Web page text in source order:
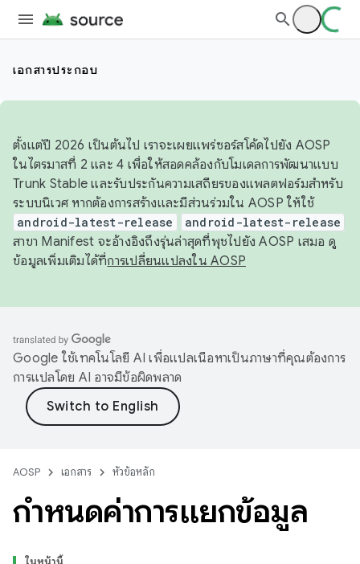
เอกสารประกอบ
ตั้งแต่ปี 2026 เป็นต้นไป เราจะเผยแพร่ซอร์สโค้ดไปยัง AOSP
ในไตรมาสที่ 2 และ 4 เพื่อให้สอดคล้องกับโมเดลการพัฒนาแบบ
Trunk Stable และรับประกันความเสถียรของแพลตฟอร์มสำหรับ
ระบบนิเวศ หากต้องการสร้างและมีส่วนร่วมใน AOSP ให้ใช้
android-latest-release android-latest-release
สาขา Manifest จะอ้างอิงถึงรุ่นล่าสุดที่พุชไปยัง AOSP เสมอ ดู
ข้อมูลเพิ่มเติมได้ที่การเปลี่ยนแปลงใน AOSP
Google ใช้เทคโนโลยี AI เพื่อแปลเนื้อหาเป็นภาษาที่คุณต้องการ
การแปลโดย AI อาจมีข้อผิดพลาด
AOSP เอกสาร หัวข้อหลัก
กำหนดค่าการแยกข้อมูล